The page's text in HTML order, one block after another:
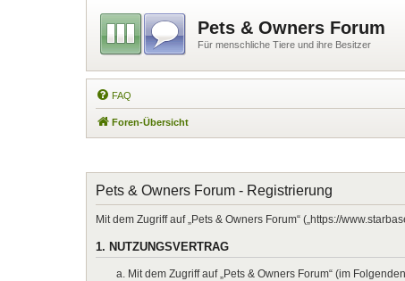
Pets & Owners Forum
Für menschliche Tiere und ihre Besitzer
FAQ
Foren-Übersicht
Pets & Owners Forum - Registrierung
Mit dem Zugriff auf „Pets & Owners Forum“ („https://
1. NUTZUNGSVERTRAG
Mit dem Zugriff auf „Pets & Owners Forum“ (im